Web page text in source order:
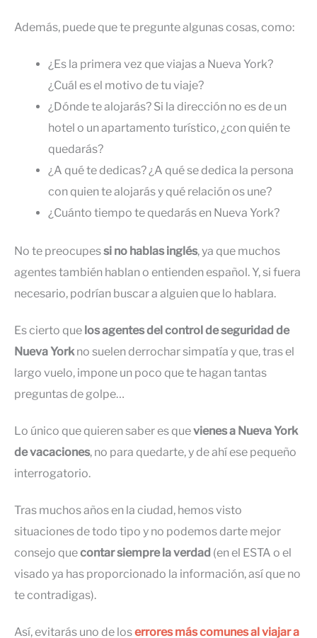
Además, puede que te pregunte algunas cosas, como:
¿Es la primera vez que viajas a Nueva York?
¿Cuál es el motivo de tu viaje?
¿Dónde te alojarás? Si la dirección no es de un
hotel o un apartamento turístico, ¿con quién te
quedarás?
¿A qué te dedicas? ¿A qué se dedica la persona
con quien te alojarás y qué relación os une?
¿Cuánto tiempo te quedarás en Nueva York?
No te preocupessi no hablas inglés, ya que muchos
agentes también hablan o entienden español. Y, si fuera
necesario, podrían buscar a alguien que lo hablara.
Es cierto que los agentes del control de seguridad de
Nueva York no suelen derrochar simpatía y que, tras el
largo vuelo, impone un poco que te hagan tantas
preguntas de golpe…
Lo único que quieren saber es quevienes a Nueva York
de vacaciones, no para quedarte, y de ahí ese pequeño
interrogatorio.
Tras muchos años en la ciudad, hemos visto
situaciones de todo tipo y no podemos darte mejor
consejo quecontar siempre la verdad (en el ESTA o el
visado ya has proporcionado la información, así que no
te contradigas).
Así, evitarás uno de loserrores más comunes al viajar a